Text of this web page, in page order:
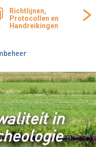
Richtlijnen,
Protocollen en
Handreikingen
in